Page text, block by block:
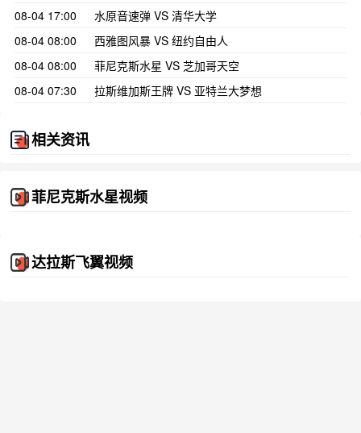
08-04 17:00
水原音速弹 VS 清华大学
08-04 08:00
西雅图风暴 VS 纽约自由人
08-04 08:00
菲尼克斯水星 VS 芝加哥天空
08-04 07:30
拉斯维加斯王牌 VS 亚特兰大梦想
相关资讯
菲尼克斯水星视频
达拉斯飞翼视频